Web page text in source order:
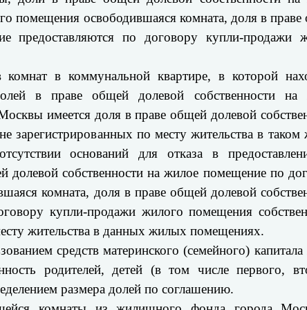
помещения освободившаяся комната, доля в
предоставляются по договору купли-продажи
в коммунальной квартире, в которой
в праве общей долевой собственности на
имеется доля в праве общей долевой
зарегистрированных по месту жительства в
оснований для отказа в
долевой собственности на жилое помещение по
комната, доля в праве общей долевой
купли-продажи жилого помещения
жительства в данных жилых помещениях.
средств материнского (семейного)
родителей, детей (в том числе первого,
размера долей по соглашению.